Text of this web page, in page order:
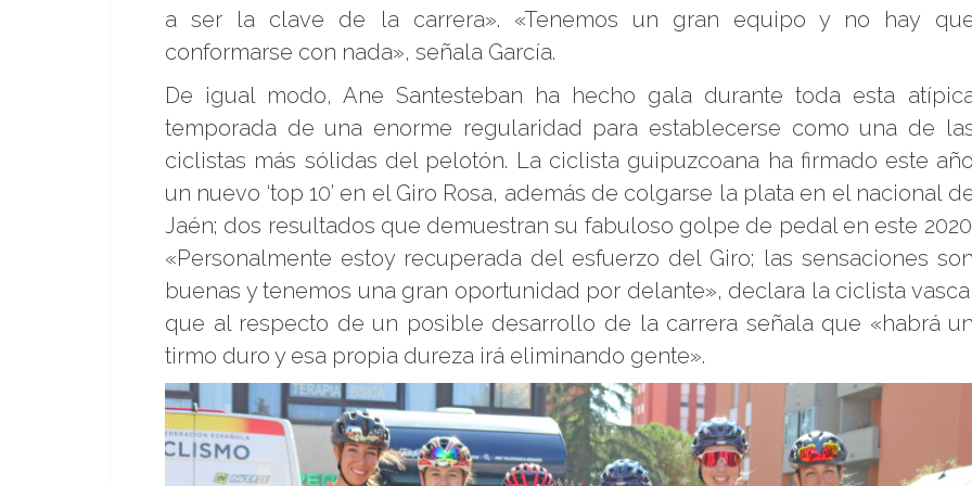
a ser la clave de la carrera». «Tenemos un gran equipo y no hay
conformarse con nada», señala García.
De igual modo, Ane Santesteban ha hecho gala durante toda esta
temporada de una enorme regularidad para establecerse como una de
ciclistas más sólidas del pelotón. La ciclista guipuzcoana ha firmado este año
un nuevo ‘top 10’ en el Giro Rosa, además de colgarse la plata en el nacional
Jaén; dos resultados que demuestran su fabuloso golpe de pedal en este
«Personalmente estoy recuperada del esfuerzo del Giro; las sensaciones son
buenas y tenemos una gran oportunidad por delante», declara la ciclista vasca,
que al respecto de un posible desarrollo de la carrera señala que «habrá un
tirmo duro y esa propia dureza irá eliminando gente».